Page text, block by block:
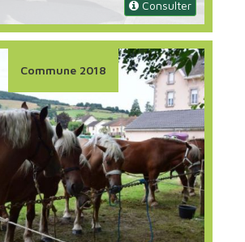
Consulter
Commune 2018